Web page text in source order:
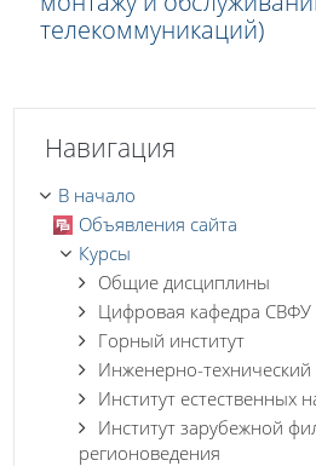
телекоммуникаций)
Навигация
В начало
Объявления сайта
Курсы
Общие дисциплины
Цифровая кафедра СВФУ
Горный институт
Инженерно-технический
Институт естественных
Институт зарубежной
регионоведения